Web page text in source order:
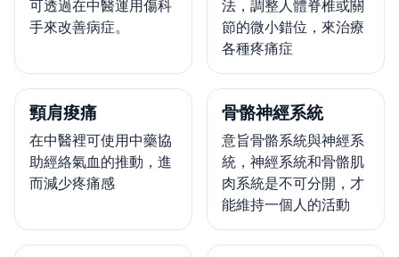
可透過在中醫運用傷科
手來改善病症。
法，調整人體脊椎或關
節的微小錯位，來治療
各種疼痛症
頸肩痠痛
在中醫裡可使用中藥協
助經絡氣血的推動，進
而減少疼痛感
骨骼神經系統
意旨骨骼系統與神經系
統，神經系統和骨骼肌
肉系統是不可分開，才
能維持一個人的活動